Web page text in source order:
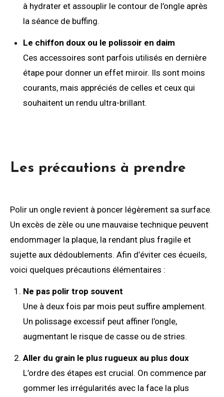
à hydrater et assouplir le contour de l’ongle après
la séance de buffing.
Le chiffon doux ou le polissoir en daim
Ces accessoires sont parfois utilisés en dernière
étape pour donner un effet miroir. Ils sont moins
courants, mais appréciés de celles et ceux qui
souhaitent un rendu ultra-brillant.
Les précautions à prendre
Polir un ongle revient à poncer légèrement sa surface.
Un excès de zèle ou une mauvaise technique peuvent
endommager la plaque, la rendant plus fragile et
sujette aux dédoublements. Afin d’éviter ces écueils,
voici quelques précautions élémentaires :
Ne pas polir trop souvent
Une à deux fois par mois peut suffire amplement.
Un polissage excessif peut affiner l’ongle,
augmentant le risque de casse ou de stries.
Aller du grain le plus rugueux au plus doux
L’ordre des étapes est crucial. On commence par
gommer les irrégularités avec la face la plus